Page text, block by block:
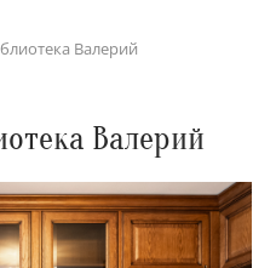
Валерий
Валерий